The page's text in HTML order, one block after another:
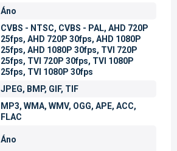
Áno
CVBS - NTSC, CVBS - PAL, AHD 720P
25fps, AHD 720P 30fps, AHD 1080P
25fps, AHD 1080P 30fps, TVI 720P
25fps, TVI 720P 30fps, TVI 1080P
25fps, TVI 1080P 30fps
JPEG, BMP, GIF, TIF
MP3, WMA, WMV, OGG, APE, ACC,
FLAC
Áno